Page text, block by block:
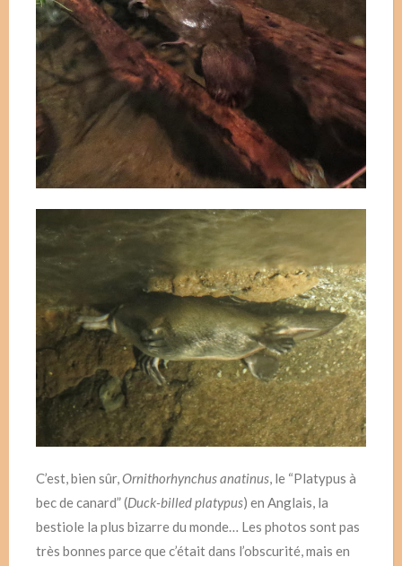
C’est, bien sûr,Ornithorhynchus anatinus, le “Platypus à
bec de canard” (Duck-billed platypus) en Anglais, la
bestiole la plus bizarre du monde… Les photos sont pas
très bonnes parce que c’était dans l’obscurité, mais en